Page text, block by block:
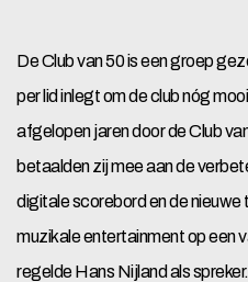
De Club van 50 is een groep
per lid inlegt om de club nóg
afgelopen jaren door de Club
betaalden zij mee aan de
digitale scorebord en de nieuwe
muzikale entertainment op een
regelde Hans Nijland als spreker.